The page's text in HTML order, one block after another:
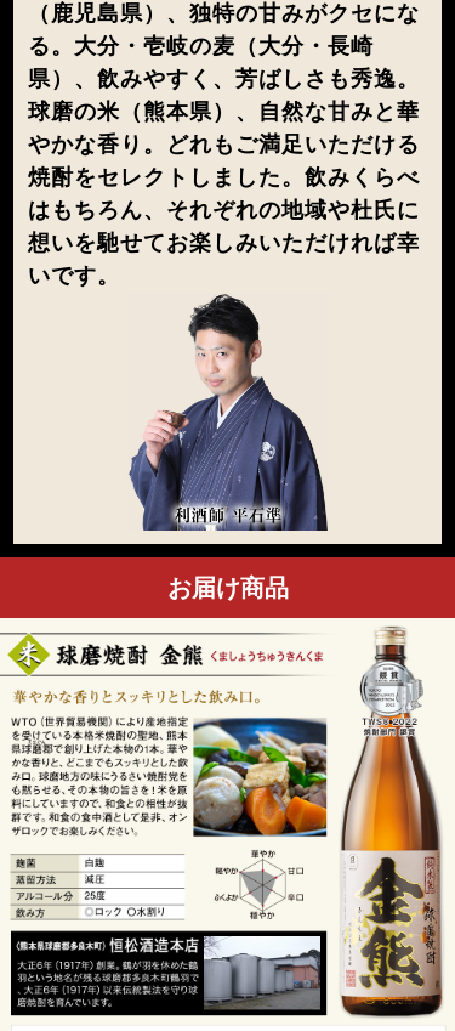
（鹿児島県）、独特の甘みがクセにな
る。大分・壱岐の麦（大分・長崎
県）、飲みやすく、芳ばしさも秀逸。
球磨の米（熊本県）、自然な甘みと華
やかな香り。どれもご満足いただける
焼酎をセレクトしました。飲みくらべ
はもちろん、それぞれの地域や杜氏に
想いを馳せてお楽しみいただければ幸
いです。
お届け商品